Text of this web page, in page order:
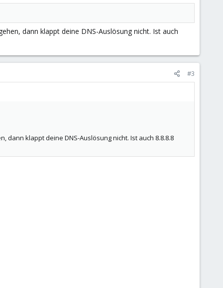
dann klappt deine DNS-Auslösung nicht. Ist auch
#3
dann klappt deine DNS-Auslösung nicht. Ist auch 8.8.8.8